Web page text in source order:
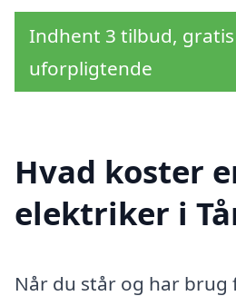
Indhent 3 tilbud,
uforpligtende
Hvad koster
elektriker i
Når du står og har brug